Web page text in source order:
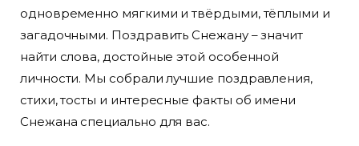
одновременно мягкими и твёрдыми, тёплыми и
загадочными. Поздравить Снежану – значит
найти слова, достойные этой особенной
личности. Мы собрали лучшие поздравления,
стихи, тосты и интересные факты об имени
Снежана специально для вас.